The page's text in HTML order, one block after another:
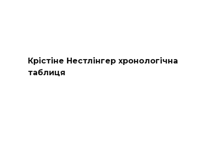
Крістіне Нестлінгер хронологічна
таблиця